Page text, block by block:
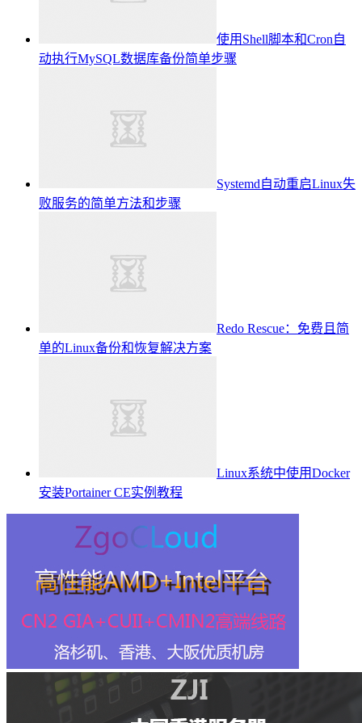
使用Shell脚本和Cron自
动执行MySQL数据库备份简单步骤
Systemd自动重启Linux失
败服务的简单方法和步骤
Redo Rescue：免费且简
单的Linux备份和恢复解决方案
Linux系统中使用Docker
安装Portainer CE实例教程